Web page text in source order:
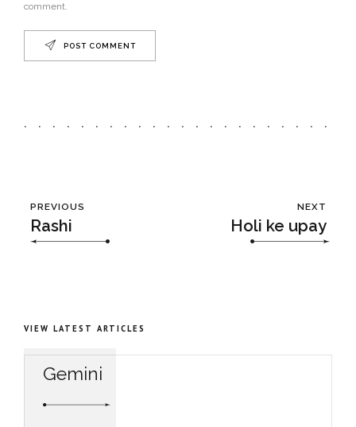
comment.
POST COMMENT
PREVIOUS
Rashi
NEXT
Holi ke upay
VIEW LATEST ARTICLES
Gemini